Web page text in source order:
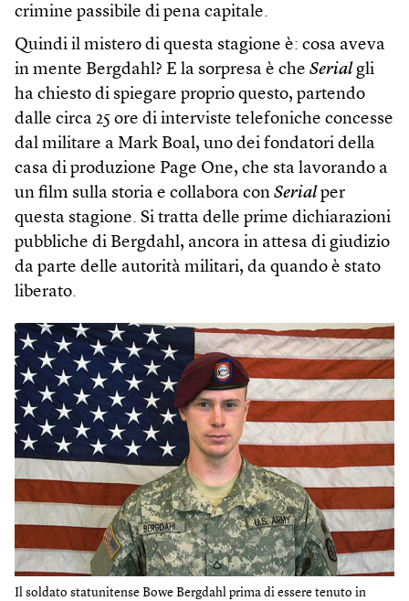
crimine passibile di pena capitale.
Quindi il mistero di questa stagione è: cosa aveva
in mente Bergdahl? E la sorpresa è che Serial gli
ha chiesto di spiegare proprio questo, partendo
dalle circa 25 ore di interviste telefoniche concesse
dal militare a Mark Boal, uno dei fondatori della
casa di produzione Page One, che sta lavorando a
un film sulla storia e collabora con Serial per
questa stagione. Si tratta delle prime dichiarazioni
pubbliche di Bergdahl, ancora in attesa di giudizio
da parte delle autorità militari, da quando è stato
liberato.
Il soldato statunitense Bowe Bergdahl prima di essere tenuto in